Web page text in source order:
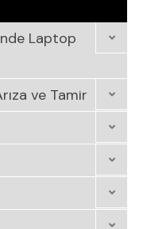
Laptop
ve Tamir